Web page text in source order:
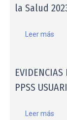
la Salud
Leer más
PPSS
Leer más